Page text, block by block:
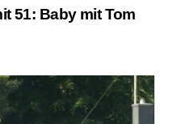
51: Baby mit Tom